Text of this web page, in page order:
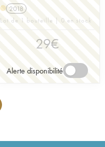
2018
Lot de 1 bouteille | 0 en stock
29€
Alerte disponibilité